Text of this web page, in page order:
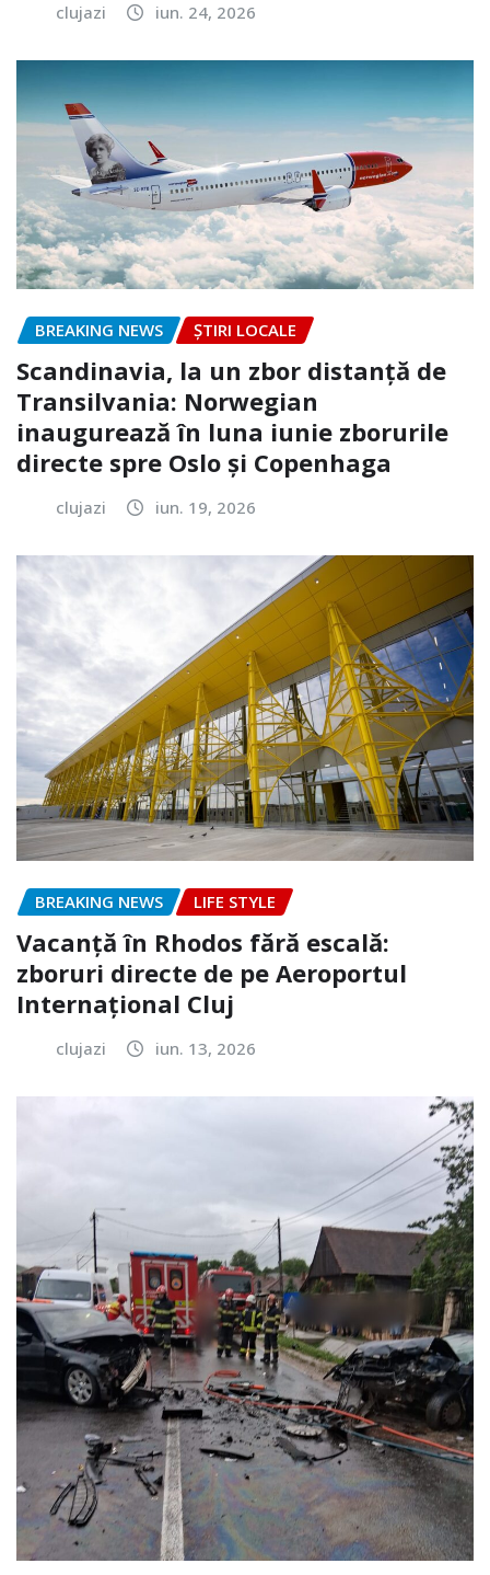
clujazi iun. 24, 2026
BREAKING NEWS ȘTIRI LOCALE
Scandinavia, la un zbor distanță de
Transilvania: Norwegian
inaugurează în luna iunie zborurile
directe spre Oslo și Copenhaga
clujazi iun. 19, 2026
BREAKING NEWS LIFE STYLE
Vacanță în Rhodos fără escală:
zboruri directe de pe Aeroportul
Internațional Cluj
clujazi iun. 13, 2026